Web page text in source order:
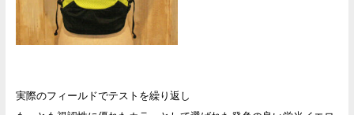
実際のフィールドでテストを繰り返し